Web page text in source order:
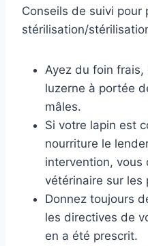
Conseils de suivi pour
stérilisation/
Ayez du foin frais,
luzerne à portée
mâles.
Si votre lapin est
nourriture le
intervention, vous
vétérinaire sur les
Donnez toujours
les directives de
en a été prescrit.